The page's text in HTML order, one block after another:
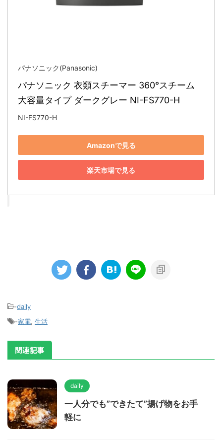
パナソニック(Panasonic)
パナソニック 衣類スチーマー 360°スチーム
大容量タイプ ダークグレー NI-FS770-H
NI-FS770-H
Amazonで見る
楽天市場で見る
-daily
-家電 生活
関連記事
daily
一人分でも”できたて”揚げ物をお手
軽に